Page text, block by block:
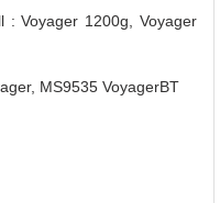
: Voyager 1200g, Voyager
MS9535 VoyagerBT